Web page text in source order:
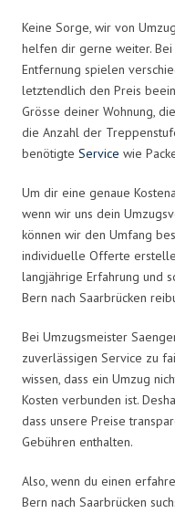
Keine Sorge, wir von
helfen dir gerne weiter.
Entfernung spielen
letztendlich den Preis
Grösse deiner Wohnung,
die Anzahl der
benötigte Service wie
Um dir eine genaue
wenn wir uns dein
können wir den Umfang
individuelle Offerte
langjährige Erfahrung und
Bern nach Saarbrücken
Bei Umzugsmeister
zuverlässigen Service zu
wissen, dass ein Umzug
Kosten verbunden ist.
dass unsere Preise
Gebühren enthalten.
Also, wenn du einen
Bern nach Saarbrücken